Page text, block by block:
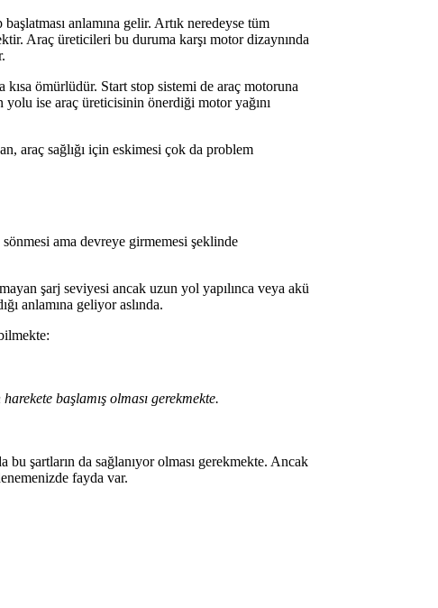
anlamına gelir. Artık neredeyse tüm
Araç üreticileri bu duruma karşı motor dizaynında
kısa ömürlüdür. Start stop sistemi de araç motoruna
ise araç üreticisinin önerdiği motor yağını
araç sağlığı için eskimesi çok da problem
ama devreye girmemesi şeklinde
şarj seviyesi ancak uzun yol yapılınca veya akü
anlamına geliyor aslında.
başlamış olması gerekmekte.
bu şartların da sağlanıyor olması gerekmekte. Ancak
fayda var.